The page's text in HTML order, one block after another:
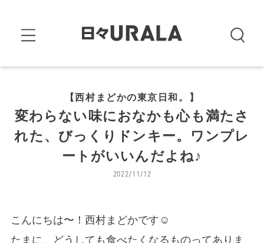
【西村まどかの東京日和。】
変わらない味におなかも心も満たさ
れた、びっくりドンキー。ワンプレ
ートがいいんだよね♪
2022/11/12
こんにちは〜！西村まどかです☺︎
たまに、どうしても食べたくなるものってありま